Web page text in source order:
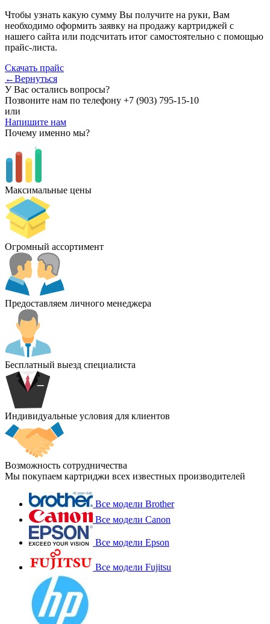
Чтобы узнать какую сумму Вы получите на руки, Вам
необходимо оформить заявку на продажу картриджей с
нашего сайта или подсчитать итог самостоятельно с помощью
прайс-листа.
Скачать прайс
←Вернуться
У Вас остались вопросы?
Позвоните нам по телефону +7 (903) 795-15-10
или
Напишите нам
Почему именно мы?
Максимальные цены
Огромный ассортимент
Предоставляем личного менеджера
Бесплатный выезд специалиста
Индивидуальные условия для клиентов
Возможность сотрудничества
Мы покупаем картриджи всех известных производителей
Все модели Brother
Все модели Canon
Все модели Epson
Все модели Fujitsu